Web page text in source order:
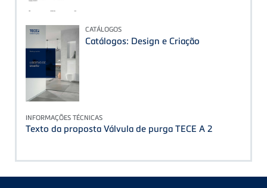
CATÁLOGOS
Catálogos: Design e Criação
INFORMAÇÕES TÉCNICAS
Texto da proposta Válvula de purga TECE A 2